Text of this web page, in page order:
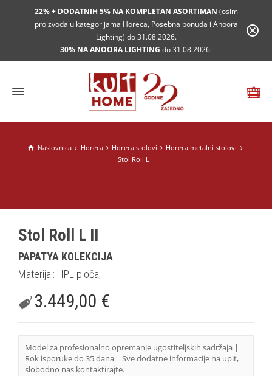
22% + DODATNIH 5% NA KOMPLETAN ASORTIMAN (osim
proizvoda u kategorijama Horeca, Posebna ponuda i Anoora
Lighting) do 31.08.2026.
30% NA ANOORA LIGHTING do 31.08.2026.
Naslovnica Horeca Horeca stolovi
Horeca metalni stolovi
Stol Roll L II
Stol Roll L II
PAPATYA KOLEKCIJA
Materijal: HPL ploča;
3.449,00 €
Model za profesionalno opremanje ugostiteljskih sadržaja |
Rok isporuke do 35 dana | Sve dodatne informacije na upit,
slobodno nas kontaktirajte.